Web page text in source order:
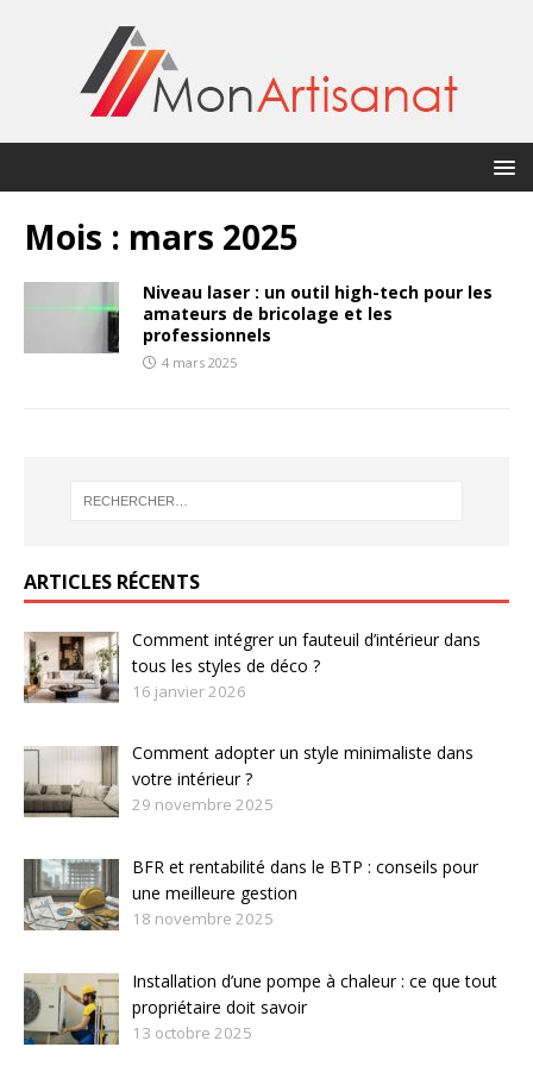
Mois : mars 2025
Niveau laser : un outil high-tech pour les
amateurs de bricolage et les
professionnels
4 mars 2025
ARTICLES RÉCENTS
Comment intégrer un fauteuil d’intérieur dans
tous les styles de déco ?
16 janvier 2026
Comment adopter un style minimaliste dans
votre intérieur ?
29 novembre 2025
BFR et rentabilité dans le BTP : conseils pour
une meilleure gestion
18 novembre 2025
Installation d’une pompe à chaleur : ce que tout
propriétaire doit savoir
13 octobre 2025